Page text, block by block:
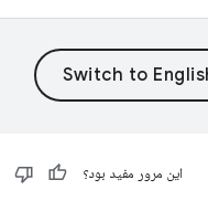
این مرور مفید بود؟